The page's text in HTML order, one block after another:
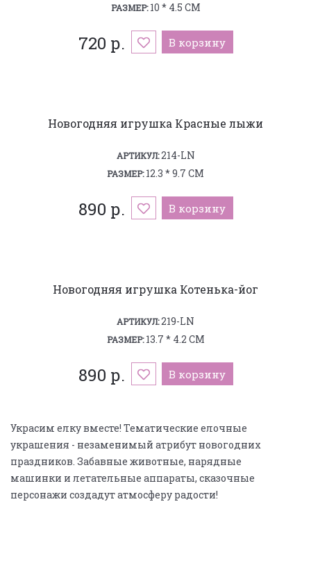
РАЗМЕР:10 * 4.5 СМ
720 р. В корзину
Новогодняя игрушка Красные лыжи
АРТИКУЛ:214-LN
РАЗМЕР:12.3 * 9.7 СМ
890 р. В корзину
Новогодняя игрушка Котенька-йог
АРТИКУЛ:219-LN
РАЗМЕР:13.7 * 4.2 СМ
890 р. В корзину
Украсим елку вместе! Тематические елочные
украшения - незаменимый атрибут новогодних
праздников. Забавные животные, нарядные
машинки и летательные аппараты, сказочные
персонажи создадут атмосферу радости!